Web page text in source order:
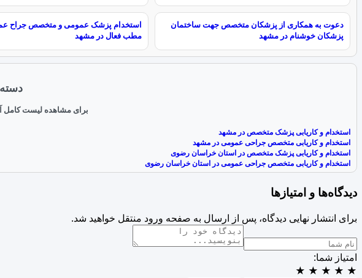
دعوت به همکاری از پزشکان متخصص جهت ساختمان
پزشکان خوشنام در مشهد
استخدام پزشک عمومی و متخصص جراح
مطب فعال در مشهد
برای مشاهده لیست کامل
استخدام و کاریابی پزشک متخصص در مشهد
استخدام و کاریابی متخصص جراحی عمومی در مشهد
استخدام و کاریابی پزشک متخصص در استان خراسان رضوی
استخدام و کاریابی متخصص جراحی عمومی در استان خراسان رضوی
دیدگاه‌ها و امتیازها
برای انتشار نهایی دیدگاه، پس از ارسال به صفحه ورود منتقل خواهید شد.
امتیاز شما:
★
★
★
★
★